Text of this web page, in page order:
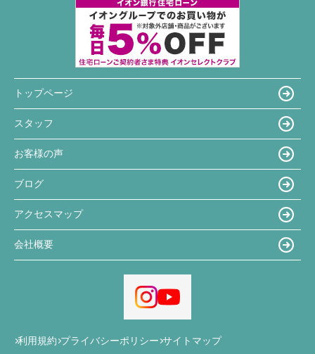
トップページ
スタッフ
お客様の声
ブログ
アクセスマップ
会社概要
利用規約 プライバシーポリシー サイトマップ